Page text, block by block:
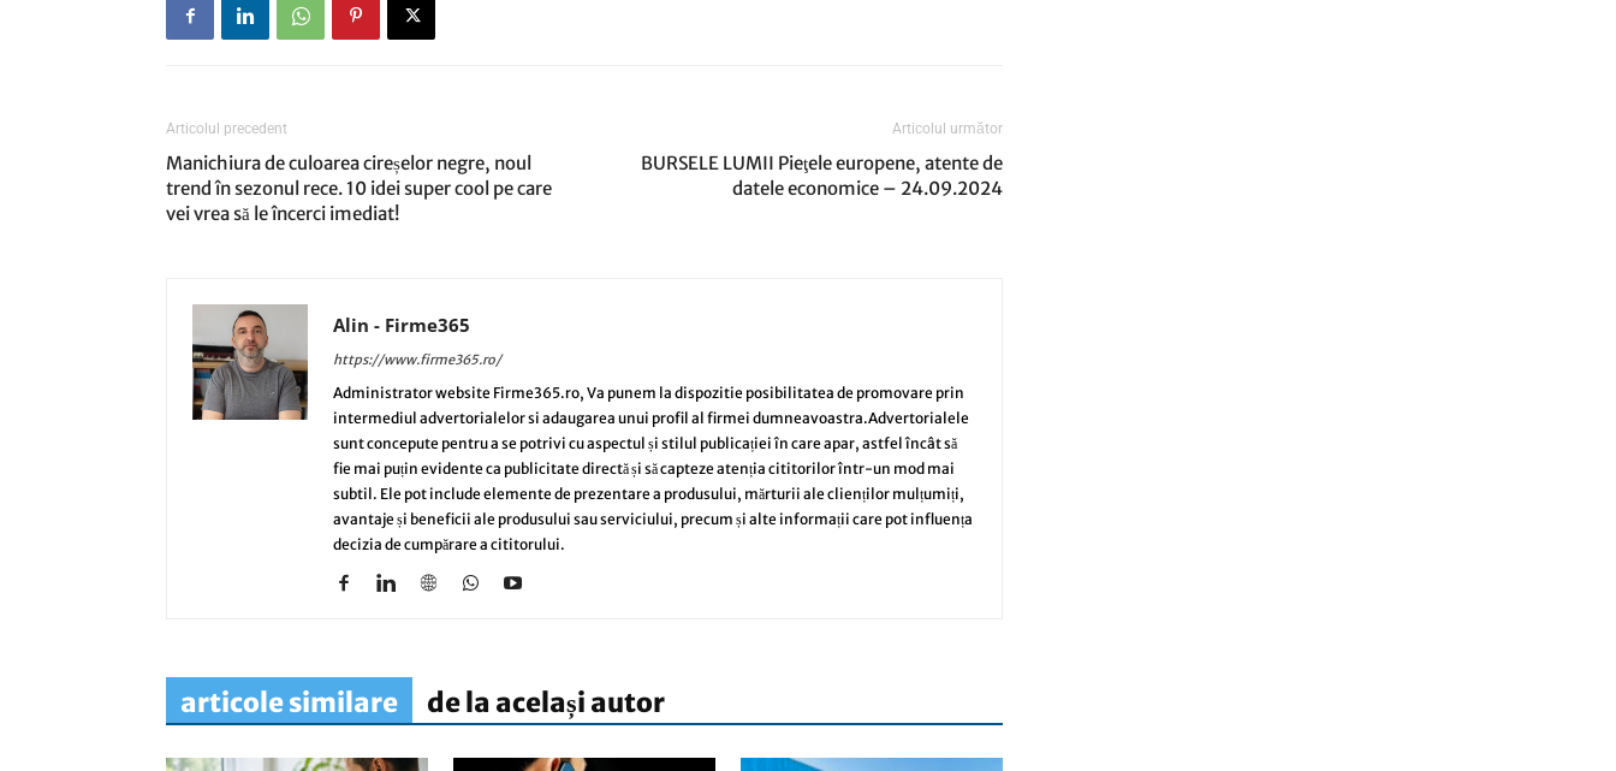
Articolul precedent
Manichiura de culoarea cireșelor negre, noul
trend în sezonul rece. 10 idei super cool pe care
vei vrea să le încerci imediat!
Articolul următor
BURSELE LUMII Pieţele europene, atente de
datele economice – 24.09.2024
Alin - Firme365
https://www.firme365.ro/
Administrator website Firme365.ro, Va punem la dispozitie posibilitatea de promovare prin
intermediul advertorialelor si adaugarea unui profil al firmei dumneavoastra.Advertorialele
sunt concepute pentru a se potrivi cu aspectul și stilul publicației în care apar, astfel încât să
fie mai puțin evidente ca publicitate directă și să capteze atenția cititorilor într-un mod mai
subtil. Ele pot include elemente de prezentare a produsului, mărturii ale clienților mulțumiți,
avantaje și beneficii ale produsului sau serviciului, precum și alte informații care pot influența
decizia de cumpărare a cititorului.
articole similare de la același autor